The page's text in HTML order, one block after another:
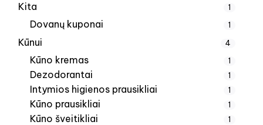
Kita 1
Dovanų kuponai 1
Kūnui 4
Kūno kremas 1
Dezodorantai 1
Intymios higienos prausikliai 1
Kūno prausikliai 1
Kūno šveitikliai 1